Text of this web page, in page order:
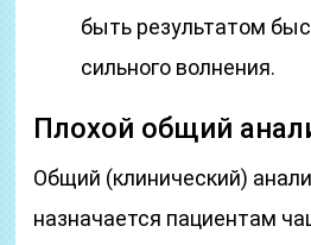
быть результатом
сильного волнения.
Плохой общий
Общий (клинический)
назначается пациентам